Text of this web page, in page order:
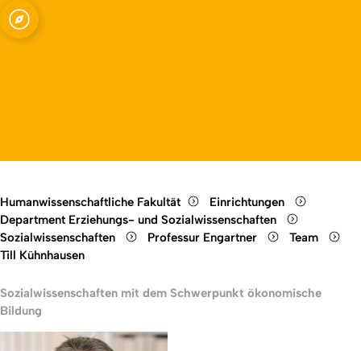
mit dem
Bildung
Open quicklink menu
Humanwissenschaftliche Fakultät
Einrichtungen
Department Erziehungs- und Sozialwissenschaften
Sozialwissenschaften
Professur Engartner
Team
Till Kühnhausen
Sozialwissenschaften mit dem Schwerpunkt ökonomische
Bildung